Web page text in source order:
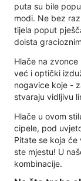
puta su bile
modi. Ne bez
tijela poput
doista
Hlače na
već i optički
nogavice koje -
stvaraju vidljivu
Hlače u ovom
cipele, pod
Pitate se koja će
ste mjestu! U
kombinacije.